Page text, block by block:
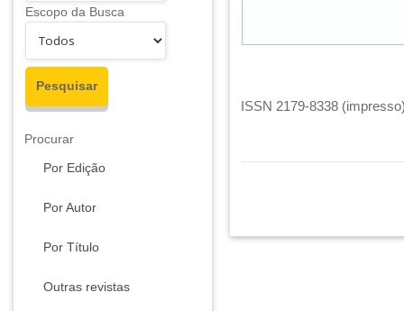
Escopo da Busca
Procurar
Por Edição
Por Autor
Por Título
Outras revistas
ISSN 2179-8338